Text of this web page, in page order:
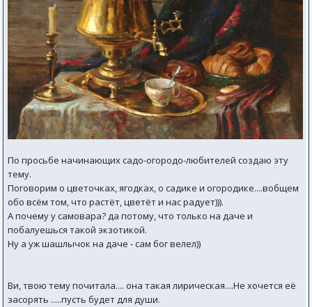
По просьбе начинающих садо-огородо-любителей создаю эту
тему.
Поговорим о цветочках, ягодках, о садике и огородике....вобщем
обо всём том, что растёт, цветёт и нас радует))).
А почему у самовара? да потому, что только на даче и
побалуешься такой экзотикой.
Ну а уж шашлычок на даче - сам бог велел))
Ви, твою тему почитала.... она такая лирическая....Не хочется её
засорять .....пусть будет для души.